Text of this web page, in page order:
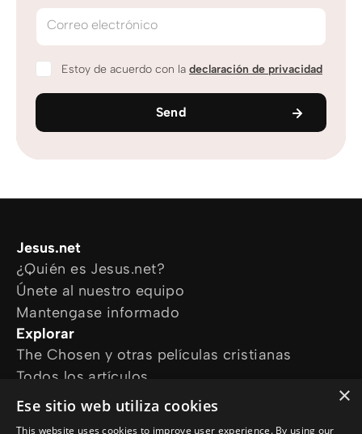
Correo electrónico
Estoy de acuerdo con la declaración de privacidad
Send
Jesus.net
¿Quién es Jesus.net?
Únete al nuestro equipo
Mantengase informado
Explorar
The Chosen y otras películas cristianas
Todos los artículos
Cursos online
×
Ese sitio web utiliza cookies
This website uses cookies to improve user experience. By using our